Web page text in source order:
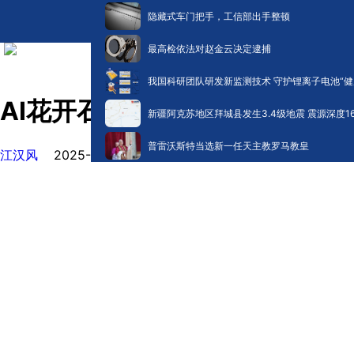
隐藏式车门把手，工信部出手整顿
最高检依法对赵金云决定逮捕
我国科研团队研发新监测技术 守护锂离子电池“健
新疆阿克苏地区拜城县发生3.4级地震 震源深度
普雷沃斯特当选新一任天主教罗马教皇
AI花开石首 2025石首桃花山旅
江汉风 2025-03-10 11:49